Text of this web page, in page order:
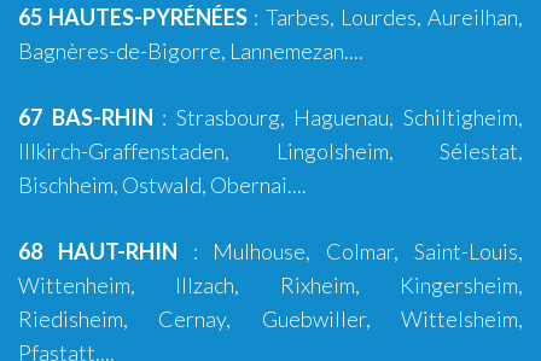
65 HAUTES-PYRÉNÉES : Tarbes, Lourdes, Aureilhan,
Bagnères-de-Bigorre, Lannemezan....
67 BAS-RHIN : Strasbourg, Haguenau,Schiltigheim,
Illkirch-Graffenstaden, Lingolsheim, Sélestat,
Bischheim, Ostwald, Obernai....
68 HAUT-RHIN : Mulhouse, Colmar,Saint-Louis,
Wittenheim, Illzach, Rixheim, Kingersheim,
Riedisheim, Cernay, Guebwiller, Wittelsheim,
Pfastatt....